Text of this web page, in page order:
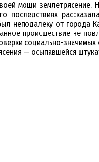
мощи землетрясение.
рассказала
неподалеку от города
происшествие не
социально-
— осыпавшейся